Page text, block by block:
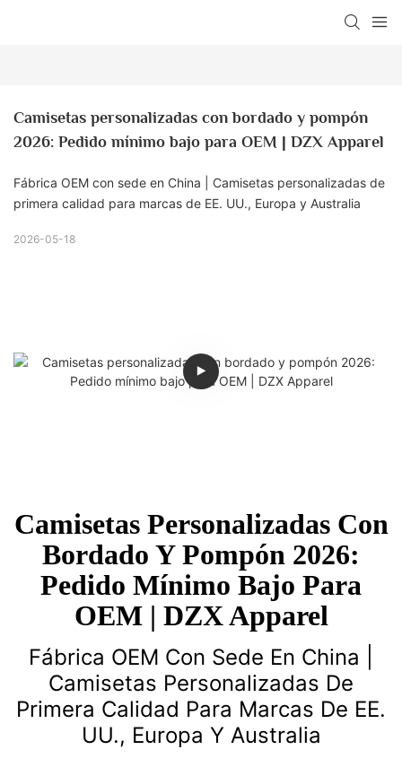
Camisetas personalizadas con bordado y pompón
2026: Pedido mínimo bajo para OEM | DZX Apparel
Fábrica OEM con sede en China | Camisetas personalizadas de
primera calidad para marcas de EE. UU., Europa y Australia
2026-05-18
Camisetas Personalizadas Con
Bordado Y Pompón 2026:
Pedido Mínimo Bajo Para
OEM | DZX Apparel
Fábrica OEM Con Sede En China |
Camisetas Personalizadas De
Primera Calidad Para Marcas De EE.
UU., Europa Y Australia